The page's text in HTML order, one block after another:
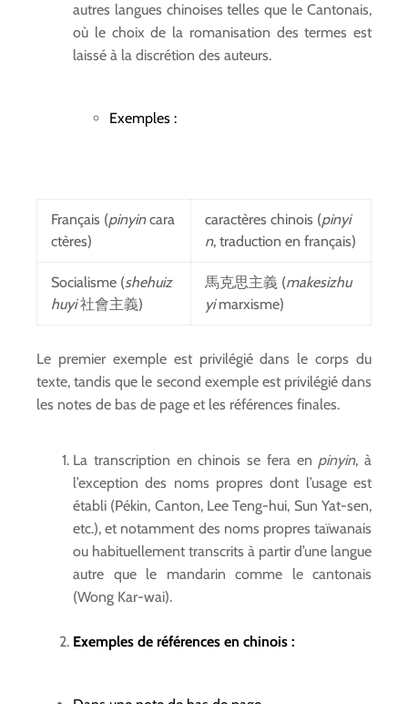
autres langues chinoises telles que le Cantonais,
où le choix de la romanisation des termes est
laissé à la discrétion des auteurs.
Exemples :
Français (pinyincara
ctères)
caractères chinois (pinyi
n, traduction en français)
Socialisme (shehuiz
huyi社會主義)
馬克思主義 (makesizhu
yimarxisme)
Le premier exemple est privilégié dans le corps du
texte, tandis que le second exemple est privilégié dans
les notes de bas de page et les références finales.
La transcription en chinois se fera en pinyin, à
l’exception des noms propres dont l’usage est
établi (Pékin, Canton, Lee Teng-hui, Sun Yat-sen,
etc.), et notamment des noms propres taïwanais
ou habituellement transcrits à partir d’une langue
autre que le mandarin comme le cantonais
(Wong Kar-wai).
Exemples de références en chinois :